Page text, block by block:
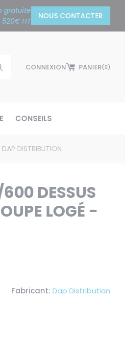
gratuite
HT
NOUS CONTACTER
CONNEXION PANIER(0)
CONSEILS
DISTRIBUTION
DESSUS
LOGÉ -
Fabricant: Dap Distribution